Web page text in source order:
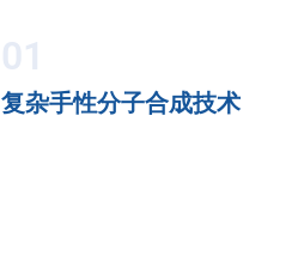
01
复杂手性分子合成技术